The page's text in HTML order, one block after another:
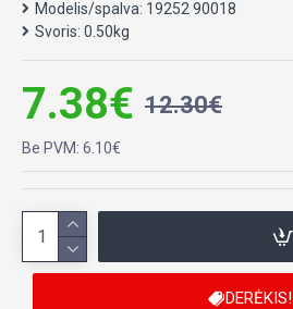
Kodas90018
Lavinamasis varstymo žaidimas.
akių koordinaciją, tikslumą,
Išmatavimai: 18 x 22 cm.
Modelis/spalva: 19252 90018
Svoris: 0.50kg
7.38€ 12.30€
Be PVM: 6.10€
DERĖKIS!